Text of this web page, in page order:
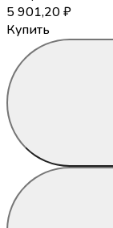
5 901,20₽
Купить